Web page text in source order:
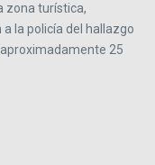
zona turística,
la policía del hallazgo
25